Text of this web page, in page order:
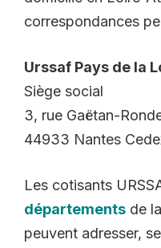
correspondances
Urssaf Pays de la
Siège social
3, rue Gaëtan-
44933 Nantes
Les cotisants
départements de
peuvent adresser,